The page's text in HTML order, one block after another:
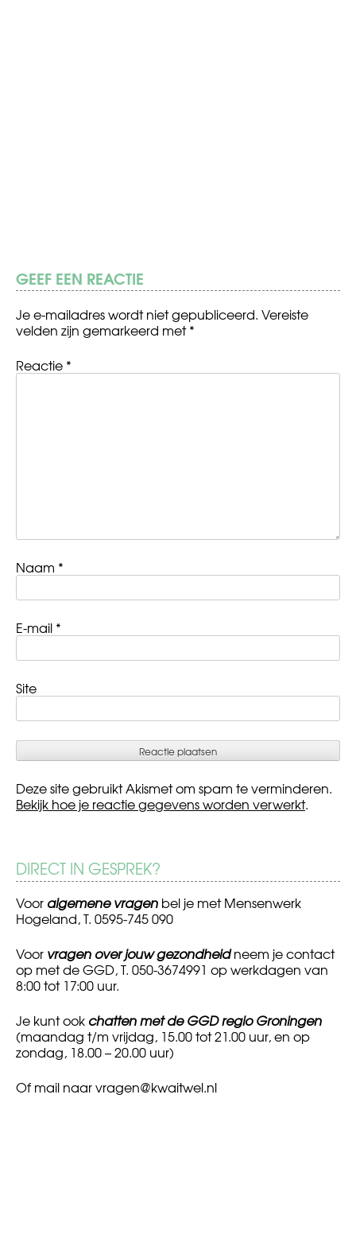
GEEF EEN REACTIE
Je e-mailadres wordt niet gepubliceerd. Vereiste
velden zijn gemarkeerd met*
Reactie *
Naam *
E-mail *
Site
Deze site gebruikt Akismet om spam te verminderen.
Bekijk hoe je reactie gegevens worden verwerkt.
DIRECT IN GESPREK?
Voor algemene vragen bel je met Mensenwerk
Hogeland, T. 0595-745 090
Voor vragen over jouw gezondheidneem je contact
op met de GGD, T. 050-3674991 op werkdagen van
8:00 tot 17:00 uur.
Je kunt ook chatten met de GGD regio Groningen
(maandag t/m vrijdag, 15.00 tot 21.00 uur, en op
zondag, 18.00 – 20.00 uur)
Of mail naarvragen@kwaitwel.nl